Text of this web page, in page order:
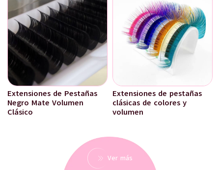
Extensiones de Pestañas
Negro Mate Volumen
Clásico
Extensiones de pestañas
clásicas de colores y
volumen
Ver más